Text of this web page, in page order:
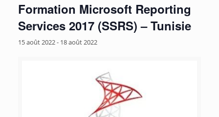
Formation Microsoft Reporting
Services 2017 (SSRS) – Tunisie
15 août 2022- 18 août 2022